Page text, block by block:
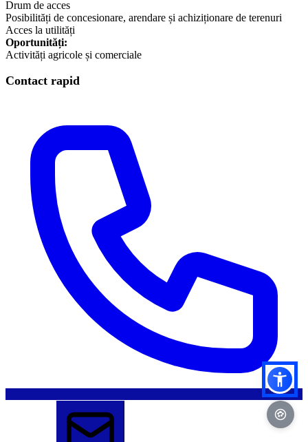
Drum de acces
Posibilități de concesionare, arendare și achiziționare de terenuri
Acces la utilități
Oportunități:
Activități agricole și comerciale
Contact rapid